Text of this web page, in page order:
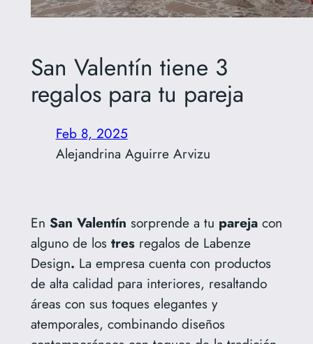
San Valentín tiene 3
regalos para tu pareja
Feb 8, 2025
Alejandrina Aguirre Arvizu
En San Valentín sorprende a tu parejacon
alguno de lostresregalos de Labenze
Design. La empresa cuenta con productos
de alta calidad para interiores, resaltando
áreas con sus toques elegantes y
atemporales, combinando diseños